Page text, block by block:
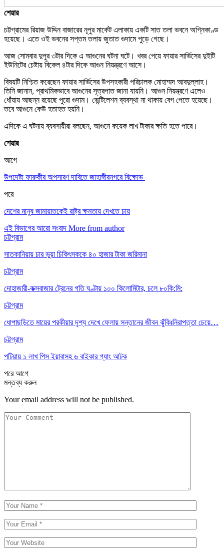
শেয়ার
চট্টগ্রামের রিয়াজ উদ্দিন বাজারের নূপুর মার্কেট এলাকায় একটি সাত তলা ভবনে অগ্নিকাণ্ড
হয়েছে। এতে ওই ভবনের সপ্তম তলায় জুতাত গুদামে পুড়ে গেছে।
আজ সোমবার দুপুর ৩টার দিকে এ আগুনের ঘটনা ঘটে। খবর পেয়ে ফায়ার সার্ভিসের দুইটি
ইউনিটের চেষ্টায় বিকেল ৪টার দিকে আগুন নিয়ন্ত্রণে আসে।
বিষয়টি নিশ্চিত করেছেন ফায়ার সার্ভিসের উপসহকারী পরিচালক মোহাম্মদ আবদুল্লাহ।
তিনি জানান, প্রাথমিকভাবে আগুনের সূত্রপাত জানা যায়নি। আগুন নিয়ন্ত্রণে এলেও
ধোঁয়ায় আছন্ন রয়েছে পুরো গুদাম। ভেন্টিলেশন ব্যবস্থা না থাকায় বেগ পেতে হয়েছে।
তবে আগুনে কেউ হতাহত হয়নি।
এদিকে এ ঘটনায় ব্যবসায়ীরা বলছেন, আগুনে কয়েক লাখ টাকার ক্ষতি হতে পারে।
শেয়ার
আগে
উপদেষ্টা ফারুকীর অপসারণ দাবিতে জাহাঙ্গীরনগরে বিক্ষোভ
পরে
দেশের মানুষ জামায়াতকেই রাষ্ট্র ক্ষমতায় দেখতে চায়
এই বিভাগের আরো সংবাদ More from author
চট্টগ্রাম
সাতকানিয়ায় চার ভুয়া চিকিৎসককে ৪০ হাজার টাকা জরিমানা
চট্টগ্রাম
দোহাজারী-কক্সবাজার ট্রেনের গতি ঘণ্টায় ১০০ কিলোমিটার, চলে ৮০কি:মি:
চট্টগ্রাম
ধোপাছড়িতে মায়ের পরকীয়ার দৃশ্য দেখে ফেলায় সন্তানের জীবন ঝুঁকিঃনিরাপত্তা চেয়ে…
চট্টগ্রাম
পটিয়ায় ১ লাখ পিস ইয়াবাসহ ৬ বাইকার গ্যাং আটক
পরেআগে
মন্তব্য করুন
Your email address will not be published.